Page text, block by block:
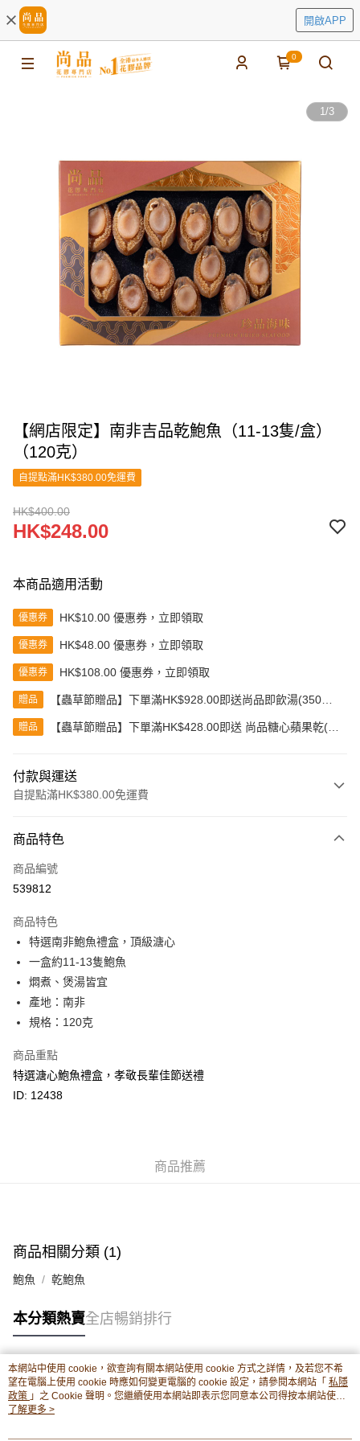
開啟APP
0
1/3
【網店限定】南非吉品乾鮑魚（11-13隻/盒）
（120克）
自提點滿HK$380.00免運費
HK$400.00
HK$248.00
本商品適用活動
優惠券 HK$10.00 優惠券，立即領取
優惠券 HK$48.00 優惠券，立即領取
優惠券 HK$108.00 優惠券，立即領取
贈品
【蟲草節贈品】下單滿HK$928.00即送尚品即飲湯(350克)
贈品
【蟲草節贈品】下單滿HK$428.00即送 尚品糖心蘋果乾(80
付款與運送
自提點滿HK$380.00免運費
信用卡
Apple Pay
AlipayHK
PayMe
WeChat Pay
BoC Pay
其他轉帳方式
相關說明
轉數快識別碼(FPS ID)：4042362 中國銀行戶口：012-875-1-240680-7 匯
物流公司會改派其他自取點或其他配送方式。)
每筆HK$80.00，滿HK$380.00或以上免運費
付款後門市自取 (3-6天可到店取) (取貨請自備購物袋)
每筆HK$80.00，滿HK$380.00或以上免運費
商品特色
商品編號
539812
商品特色
特選南非鮑魚禮盒，頂級溏心
一盒約11-13隻鮑魚
燜煮、煲湯皆宜
產地：南非
規格：120克
商品重點
特選溏心鮑魚禮盒，孝敬長輩佳節送禮
ID: 12438
商品推薦
商品相關分類 (1)
鮑魚 乾鮑魚
本分類熱賣全店暢銷排行
熱門標籤
熱銷排行
本網站中使用 cookie，欲查詢有關本網站使用 cookie 方式之詳情，及若您不希
望在電腦上使用 cookie 時應如何變更電腦的 cookie 設定，請參閱本網站「 私隱
政策 」之 Cookie 聲明。您繼續使用本網站即表示您同意本公司得按本網站使用
條款之 Cookie 聲明使用 cookie。
了解更多 >